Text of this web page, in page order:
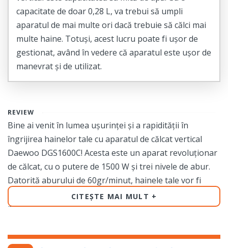
capacitate de doar 0,28 L, va trebui să umpli
aparatul de mai multe ori dacă trebuie să călci mai
multe haine. Totuși, acest lucru poate fi ușor de
gestionat, având în vedere că aparatul este ușor de
manevrat și de utilizat.
REVIEW
Bine ai venit în lumea ușurinței și a rapidității în
îngrijirea hainelor tale cu aparatul de călcat vertical
Daewoo DGS1600C! Acesta este un aparat revoluționar
de călcat, cu o putere de 1500 W și trei nivele de abur.
Datorită aburului de 60gr/minut, hainele tale vor fi
călcate într-un mod uniform și fără a fi necesar să aplici
presiune pe ele.
Daewoo DGS1600C este ușor de manevrat și poate fi
CITEȘTE MAI MULT